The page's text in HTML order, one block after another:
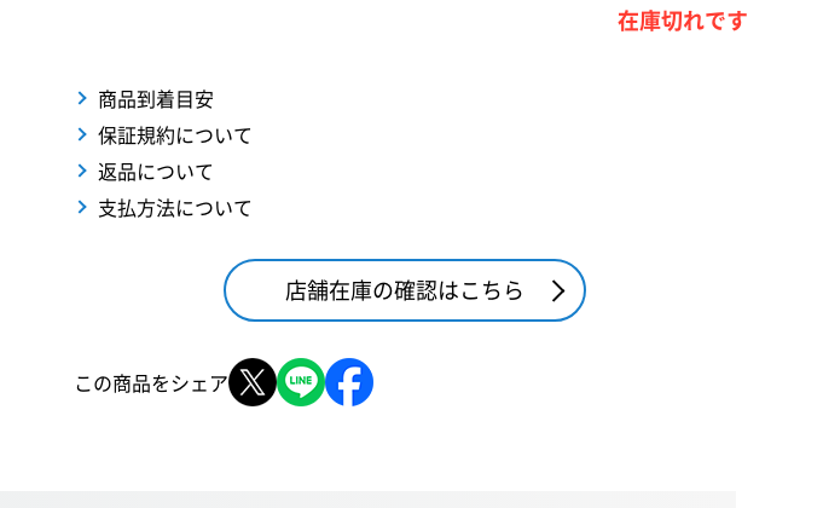
在庫切れです
商品到着目安
保証規約について
返品について
支払方法について
店舗在庫の確認はこちら
この商品をシェア